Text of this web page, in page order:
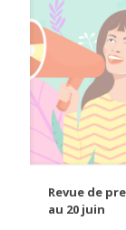
Revue de
au 20 juin